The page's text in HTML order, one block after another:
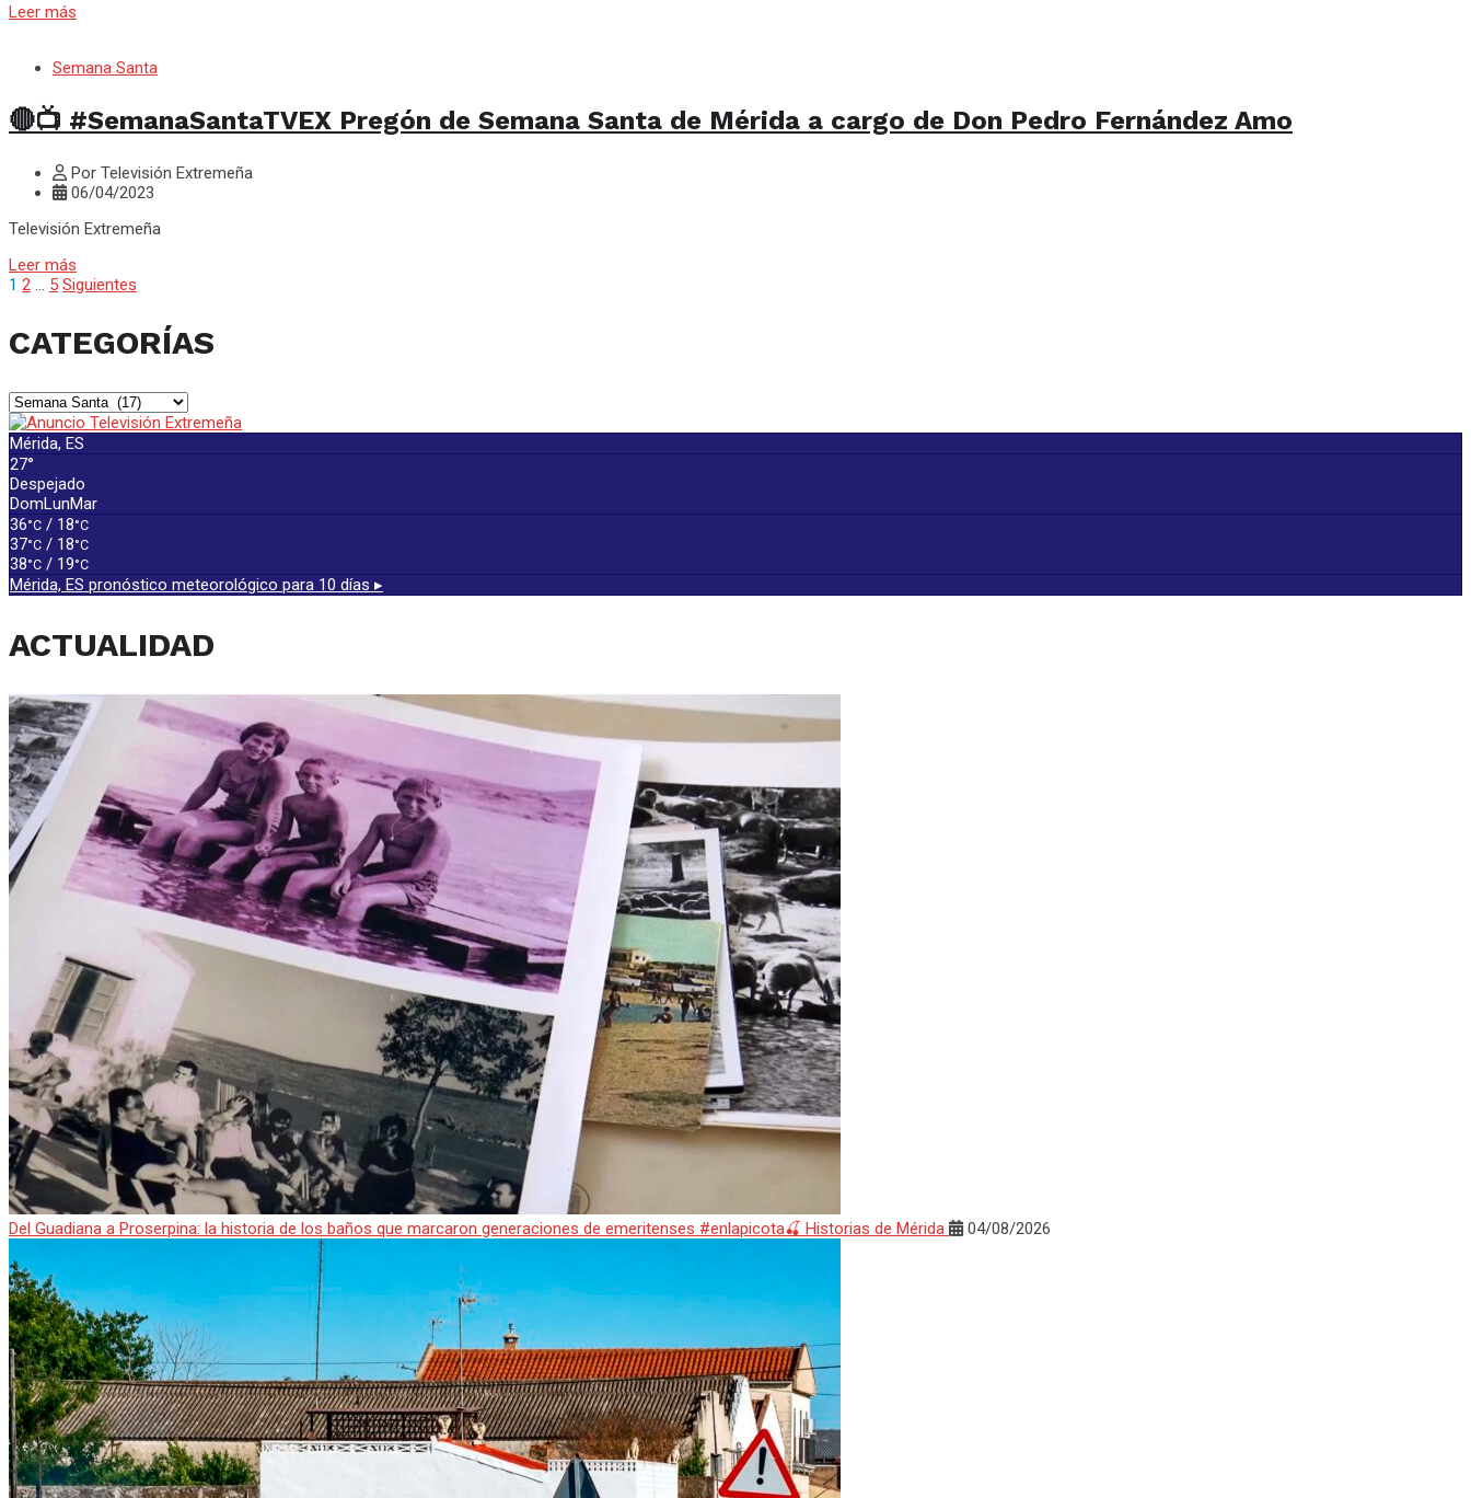
Leer más
Semana Santa
🔴📺 #SemanaSantaTVEX Pregón de Semana Santa de Mérida a cargo de Don Pedro Fernández Amo
Por Televisión Extremeña
06/04/2023
Televisión Extremeña
Leer más
Paginación
de
entradas
1 2 5 Siguientes
CATEGORÍAS
CATEGORÍAS
Mérida, ES
27°
Despejado
DomLunMar
36°C / 18°C
37°C / 18°C
38°C / 19°C
Mérida, ES pronóstico meteorológico para 10 días ▸
ACTUALIDAD
Del Guadiana a Proserpina: la historia de los baños que marcaron generaciones de emeritenses #enlapicota🍒 Historias de Mérida 04/08/2026